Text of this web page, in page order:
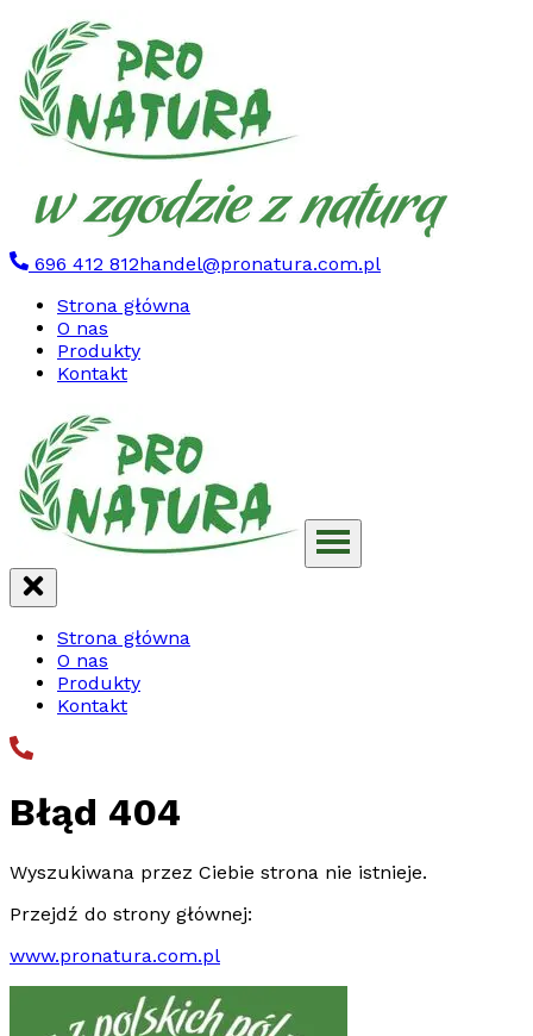
696 412 812handel@pronatura.com.pl
Strona główna
O nas
Produkty
Kontakt
Strona główna
O nas
Produkty
Kontakt
Błąd 404
Wyszukiwana przez Ciebie strona nie istnieje.
Przejdź do strony głównej:
www.pronatura.com.pl